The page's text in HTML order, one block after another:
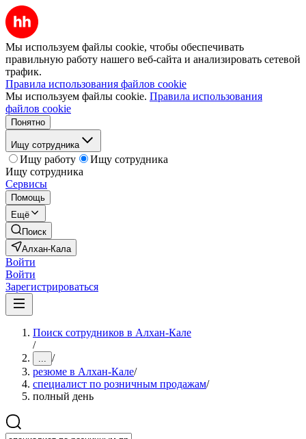
Мы используем файлы cookie, чтобы обеспечивать
правильную работу нашего веб-сайта и анализировать сетевой
трафик.
Правила использования файлов cookie
Мы используем файлы cookie. Правила использования
файлов cookie
Понятно
Ищу сотрудника
Ищу работу
Ищу сотрудника
Ищу сотрудника
Сервисы
Помощь
Ещё
Поиск
Алхан-Кала
Войти
Войти
Зарегистрироваться
Поиск сотрудников в Алхан-Кале
/
... /
резюме в Алхан-Кале/
специалист по розничным продажам/
полный день